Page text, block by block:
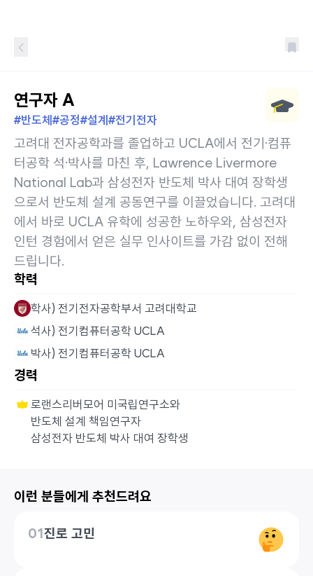
연구자 A
#반도체 #공정#설계 #전기전자
고려대 전자공학과를 졸업하고 UCLA에서 전기·컴퓨
터공학 석·박사를 마친 후, Lawrence Livermore
National Lab과 삼성전자 반도체 박사 대여 장학생
으로서 반도체 설계 공동연구를 이끌었습니다. 고려대
에서 바로 UCLA 유학에 성공한 노하우와, 삼성전자
인턴 경험에서 얻은 실무 인사이트를 가감 없이 전해
드립니다.
학력
학사) 전기전자공학부서 고려대학교
석사) 전기컴퓨터공학 UCLA
박사) 전기컴퓨터공학 UCLA
경력
로랜스리버모어 미국립연구소와
반도체 설계 책임연구자
삼성전자 반도체 박사 대여 장학생
이런 분들에게 추천드려요
01진로 고민